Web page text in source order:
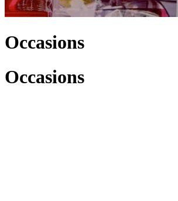
Occasions
Occasions